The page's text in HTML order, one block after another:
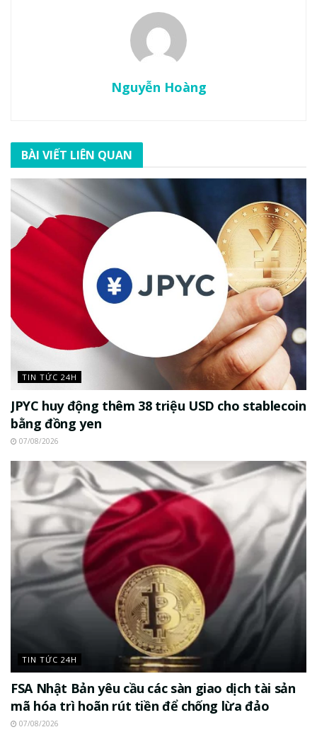
Nguyễn Hoàng
BÀI VIẾT LIÊN QUAN
TIN TỨC 24H
JPYC huy động thêm 38 triệu USD cho stablecoin
bằng đồng yen
07/08/2026
TIN TỨC 24H
FSA Nhật Bản yêu cầu các sàn giao dịch tài sản
mã hóa trì hoãn rút tiền để chống lừa đảo
07/08/2026